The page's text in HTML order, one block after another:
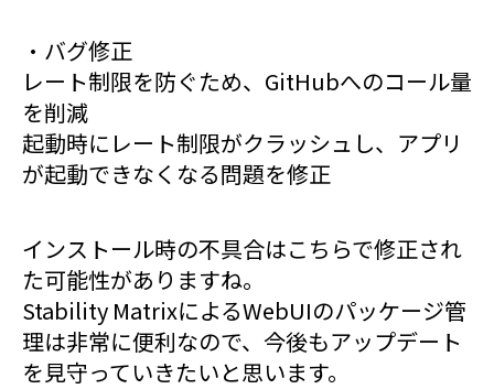
・バグ修正
レート制限を防ぐため、GitHubへのコール量
を削減
起動時にレート制限がクラッシュし、アプリ
が起動できなくなる問題を修正
インストール時の不具合はこちらで修正され
た可能性がありますね。
Stability MatrixによるWebUIのパッケージ管
理は非常に便利なので、今後もアップデート
を見守っていきたいと思います。